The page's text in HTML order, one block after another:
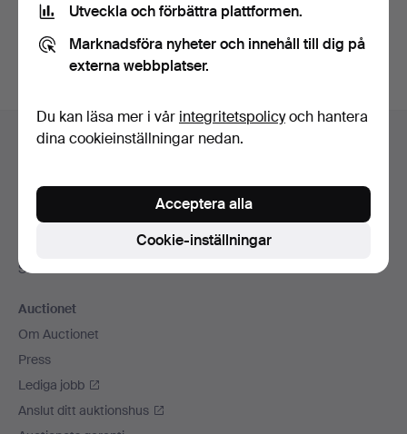
Du kan också söka i vårt arkiv med avslutade auktioner
Sidfotsnavigation
Hjälp och kontakt
Alla auktionshus
Betalningsalternativ
Sociala medier
Auctionet
Om Auctionet
Press
Lediga jobb
Anslut ditt auktionshus
Utveckla och förbättra plattformen.
Marknadsföra nyheter och innehåll till dig på
externa webbplatser.
Du kan läsa mer i vår integritetspolicyoch hantera
dina cookieinställningar nedan.
Cookie-inställningar
Acceptera alla